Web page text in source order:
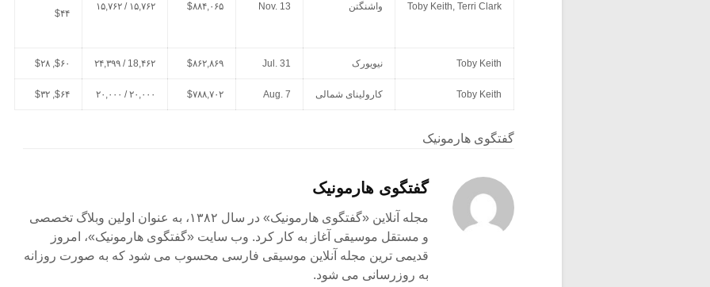
Toby Keith, Terri Clark واشنگتن Nov. 13 $۸۸۴,۰۶۵ ۱۵,۷۶۲ / ۱۵,۷۶۲
$۴۴
Toby Keith نیویورک Jul. 31 $۸۶۲,۸۶۹ 18,۴۶۲ / ۲۴,۳۹۹ $۶۰, $۲۸
Toby Keith کارولینای شمالی Aug. 7 $۷۸۸,۷۰۲ ۲۰,۰۰۰ / ۲۰,۰۰۰ $۶۴, $۳۲
گفتگوی هارمونیک
گفتگوی هارمونیک
مجله آنلاین «گفتگوی هارمونیک» در سال ۱۳۸۲، به عنوان اولین وبلاگ تخصصی
و مستقل موسیقی آغاز به کار کرد. وب سایت «گفتگوی هارمونیک»، امروز
قدیمی ترین مجله آنلاین موسیقی فارسی محسوب می شود که به صورت روزانه
به روزرسانی می شود.